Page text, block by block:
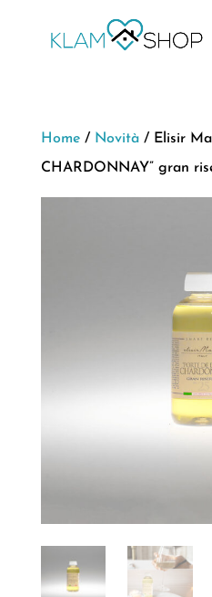
Home/ Novità/ Elisir
CHARDONNAY” gran